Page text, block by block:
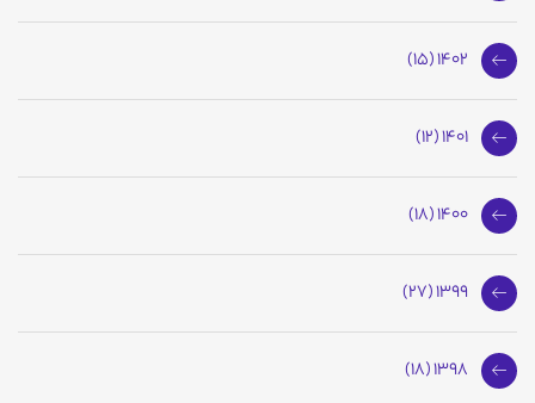
1402 (15)
1401 (12)
1400 (18)
1399 (27)
1398 (18)